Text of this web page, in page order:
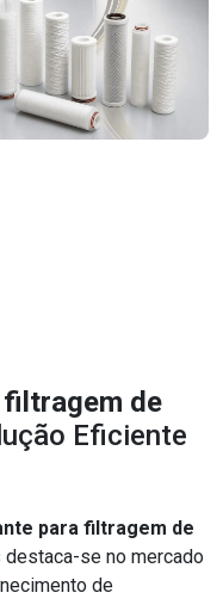
de
Eficiente
para filtragem de
destaca-se no mercado
de